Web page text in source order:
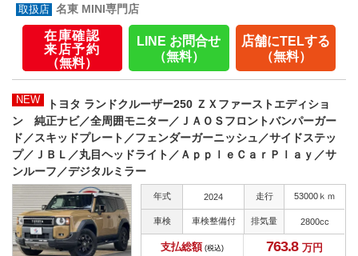
名東 MINI専門店
在庫確認
来店予約
（無料）
LINE お問合せ
（無料）
店舗にTELする
（無料）
NEW
トヨタ ランドクルーザー250 ＺＸファーストエディショ
ン 純正ナビ／全周囲モニター／ＪＡＯＳフロントバンパーガー
ド／スキッドプレート／フェンダーガーニッシュ／サイドステッ
プ／ＪＢＬ／丸目ヘッドライト／ＡｐｐｌｅＣａｒＰｌａｙ／サ
ンルーフ／デジタルミラー
年式 2024 走行 53000ｋｍ
車検 車検整備付 排気量 2800cc
支払総額 (税込) 763.8 万円